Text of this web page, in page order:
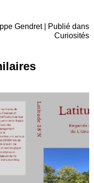
Gendret | Publié dans
Curiosités